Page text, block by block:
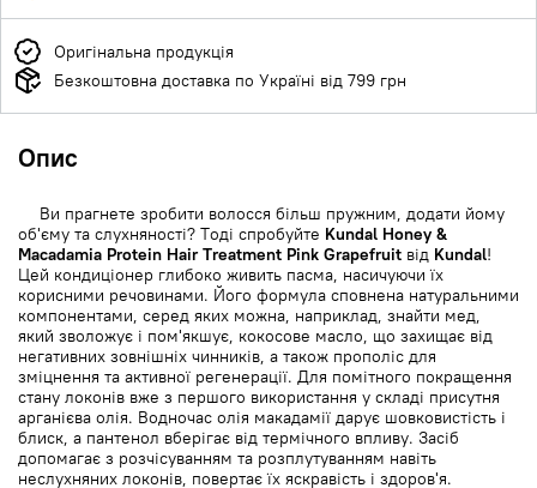
Оригінальна продукція
Безкоштовна доставка по Україні від 799 грн
Опис
Ви прагнете зробити волосся більш пружним, додати йому
об'єму та слухняності? Тоді спробуйте Kundal Honey &
Macadamia Protein Hair Treatment Pink Grapefruit від Kundal!
Цей кондиціонер глибоко живить пасма, насичуючи їх
корисними речовинами. Його формула сповнена натуральними
компонентами, серед яких можна, наприклад, знайти мед,
який зволожує і пом'якшує, кокосове масло, що захищає від
негативних зовнішніх чинників, а також прополіс для
зміцнення та активної регенерації. Для помітного покращення
стану локонів вже з першого використання у складі присутня
арганієва олія. Водночас олія макадамії дарує шовковистість і
блиск, а пантенол вберігає від термічного впливу. Засіб
допомагає з розчісуванням та розплутуванням навіть
неслухняних локонів, повертає їх яскравість і здоров'я.